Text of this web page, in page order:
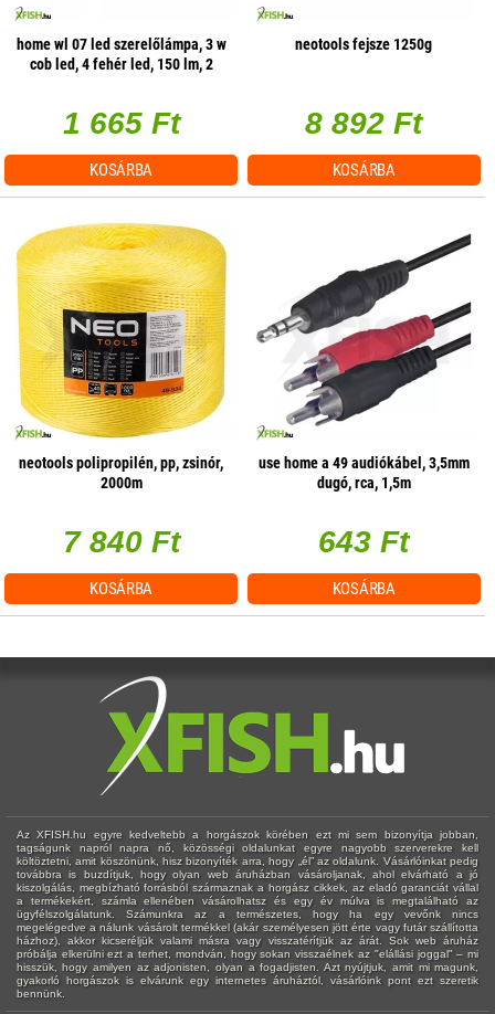
home wl 07 led szerelőlámpa, 3 w
cob led, 4 fehér led, 150 lm, 2
1 665 Ft
KOSÁRBA
neotools fejsze 1250g
8 892 Ft
KOSÁRBA
neotools polipropilén, pp, zsinór,
2000m
7 840 Ft
KOSÁRBA
use home a 49 audiókábel, 3,5mm
dugó, rca, 1,5m
643 Ft
KOSÁRBA
Az XFISH.hu egyre kedveltebb a horgászok körében ezt mi sem bizonyítja jobban,
tagságunk napról napra nő, közösségi oldalunkat egyre nagyobb szerverekre kell
költöztetni, amit köszönünk, hisz bizonyíték arra, hogy „él” az oldalunk. Vásárlóinkat pedig
továbbra is buzdítjuk, hogy olyan web áruházban vásároljanak, ahol elvárható a jó
kiszolgálás, megbízható forrásból származnak a horgász cikkek, az eladó garanciát vállal
a termékekért, számla ellenében vásárolhatsz és egy év múlva is megtalálható az
ügyfélszolgálatunk. Számunkra az a természetes, hogy ha egy vevőnk nincs
megelégedve a nálunk vásárolt termékkel (akár személyesen jött érte vagy futár szállította
házhoz), akkor kicseréljük valami másra vagy visszatérítjük az árát. Sok web áruház
próbálja elkerülni ezt a terhet, mondván, hogy sokan visszaélnek az "elállási joggal" – mi
hisszük, hogy amilyen az adjonisten, olyan a fogadjisten. Azt nyújtjuk, amit mi magunk,
gyakorló horgászok is elvárunk egy internetes áruháztól, vásárlóink pont ezt szeretik
bennünk.